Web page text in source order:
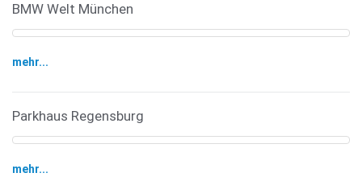
BMW Welt München
mehr...
Parkhaus Regensburg
mehr...